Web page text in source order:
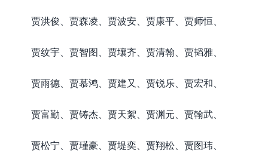
贾洪俊、贾森凌、贾波安、贾康平、贾师恒、
贾纹宇、贾智图、贾壤齐、贾清翰、贾韬雅、
贾雨德、贾慕鸿、贾建又、贾锐乐、贾宏和、
贾富勤、贾铸杰、贾天絮、贾渊元、贾翰武、
贾松宁、贾瑾豪、贾堤奕、贾翔松、贾图玮、